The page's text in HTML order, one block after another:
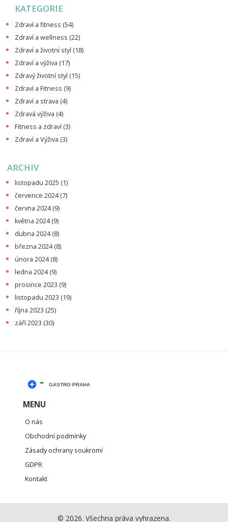
KATEGORIE
Zdraví a fitness (54)
Zdraví a wellness (22)
Zdraví a životní styl (18)
Zdraví a výživa (17)
Zdravý životní styl (15)
Zdraví a Fitness (9)
Zdraví a strava (4)
Zdravá výživa (4)
Fitness a zdraví (3)
Zdraví a Výživa (3)
ARCHIV
listopadu 2025 (1)
července 2024(7)
června 2024(9)
května 2024(9)
dubna 2024(8)
března 2024(8)
února 2024(8)
ledna 2024(9)
prosince 2023 (9)
listopadu 2023 (19)
října 2023 (25)
září 2023 (30)
MENU
O nás
Obchodní podmínky
Zásady ochrany soukromí
GDPR
Kontakt
© 2026. Všechna práva vyhrazena.